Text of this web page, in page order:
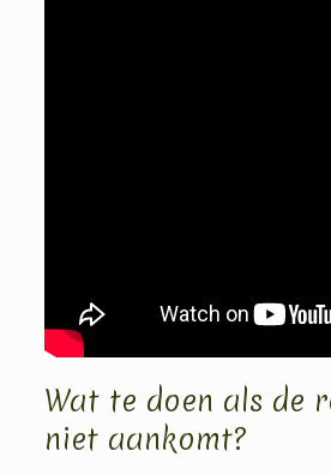
Wat te doen als de
niet aankomt?